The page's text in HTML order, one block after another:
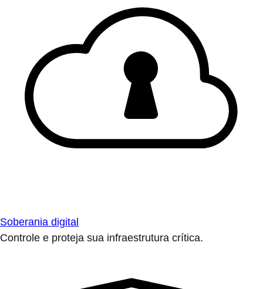
Soberania digital
Controle e proteja sua infraestrutura crítica.